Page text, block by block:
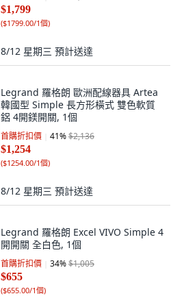
$1,799
($1799.00/1個)
8/12 星期三 預計送達
Legrand 羅格朗 歐洲配線器具 Artea
韓國型 Simple 長方形橫式 雙色軟質
鋁 4開鎂開關, 1個
首購折扣價 41%$2,136
$1,254
($1254.00/1個)
8/12 星期三 預計送達
Legrand 羅格朗 Excel VIVO Simple 4
開開關 全白色, 1個
首購折扣價 34%$1,005
$655
($655.00/1個)